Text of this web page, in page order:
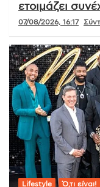
ετοιμάζει
07/08/2026, 16:17
Lifestyle Ό,τι είναι!